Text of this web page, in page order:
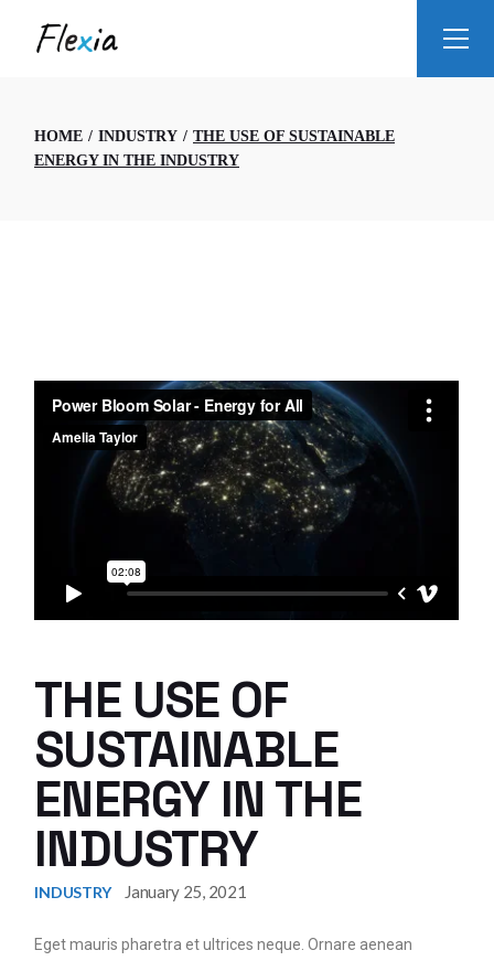
HOME INDUSTRY
THE USE OF SUSTAINABLE
ENERGY IN THE INDUSTRY
THE USE OF
SUSTAINABLE
ENERGY IN THE
INDUSTRY
INDUSTRY January 25, 2021
Eget mauris pharetra et ultrices neque. Ornare aenean